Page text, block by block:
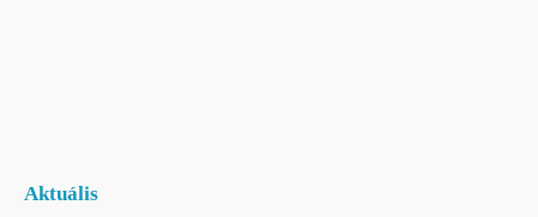
Aktuális